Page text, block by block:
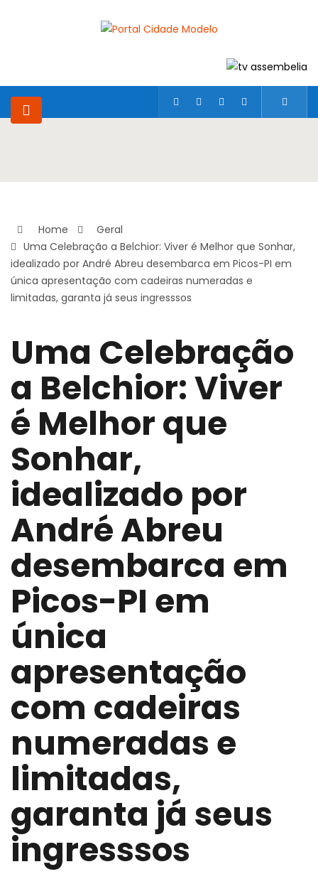
Home
Geral
Uma Celebração a Belchior: Viver é Melhor que Sonhar,
idealizado por André Abreu desembarca em Picos-PI em
única apresentação com cadeiras numeradas e
limitadas, garanta já seus ingresssos
Uma Celebração
a Belchior: Viver
é Melhor que
Sonhar,
idealizado por
André Abreu
desembarca em
Picos-PI em
única
apresentação
com cadeiras
numeradas e
limitadas,
garanta já seus
ingresssos